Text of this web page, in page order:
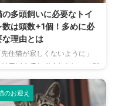
多いでしょう。 今回は、猫を
えするにあたって、知ってお
と良いことを、ご紹介いたしま
実際に筆者の体験も踏まえて
りますので、ご参考にしていた
けますと幸いです。 この記事
論 猫を飼う前には、快適 ...
の多頭飼いに必要なトイ
数は頭数+1個！多めに必
な理由とは
先住猫が寂しくないように」
兄弟同士でお迎えしたい」「野
を保護した」そのような理由
、猫の多頭飼いを検討する人
いことでしょう。 複数の猫
のお迎え